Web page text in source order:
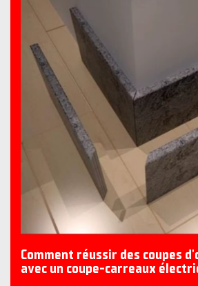
Comment réussir des coupes
avec un coupe-carreaux